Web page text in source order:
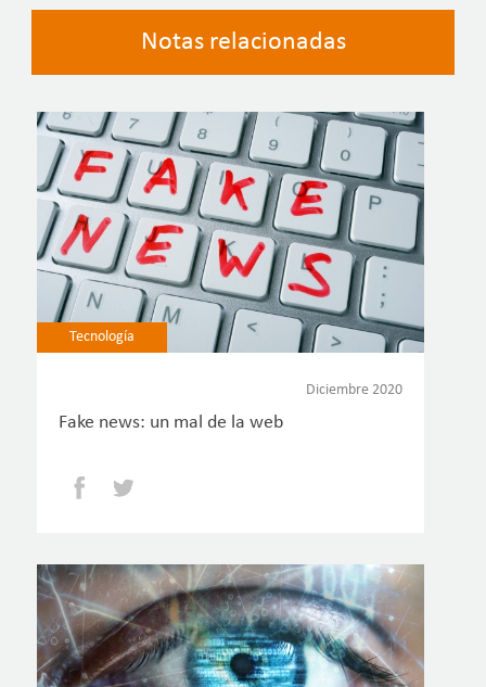
Notas relacionadas
Tecnología
Diciembre 2020
Fake news: un mal de la web
Facebook